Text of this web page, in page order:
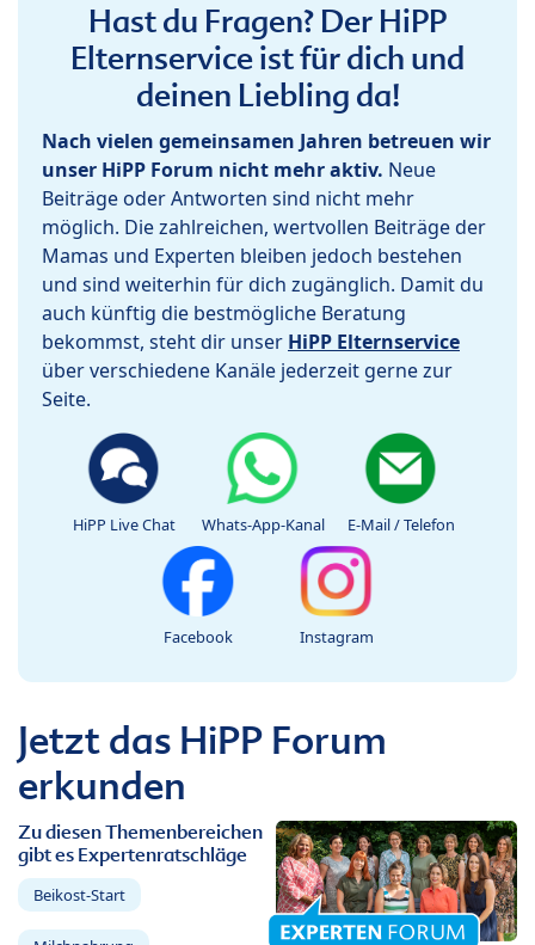
Hast du Fragen? Der HiPP
Elternservice ist für dich und
deinen Liebling da!
Nach vielen gemeinsamen Jahren betreuen wir
unser HiPP Forum nicht mehr aktiv. Neue
Beiträge oder Antworten sind nicht mehr
möglich. Die zahlreichen, wertvollen Beiträge der
Mamas und Experten bleiben jedoch bestehen
und sind weiterhin für dich zugänglich. Damit du
auch künftig die bestmögliche Beratung
bekommst, steht dir unser HiPP Elternservice
über verschiedene Kanäle jederzeit gerne zur
Seite.
HiPP Live Chat Whats-App-Kanal E-Mail / Telefon
Facebook Instagram
Jetzt das HiPP Forum
erkunden
Zu diesen Themenbereichen
gibt es Expertenratschläge
Beikost-Start